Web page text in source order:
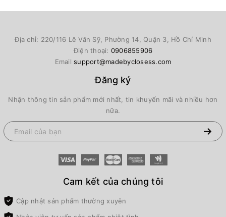
Địa chỉ: 220/116 Lê Văn Sỹ, Phường 14, Quận 3, Hồ Chí Minh
Điện thoại: 0906855906
Emailsupport@madebyclosess.com
Đăng ký
Nhận thông tin sản phẩm mới nhất, tin khuyến mãi và nhiều hơn
nữa.
Cam kết của chúng tôi
Cập nhật sản phẩm thường xuyên